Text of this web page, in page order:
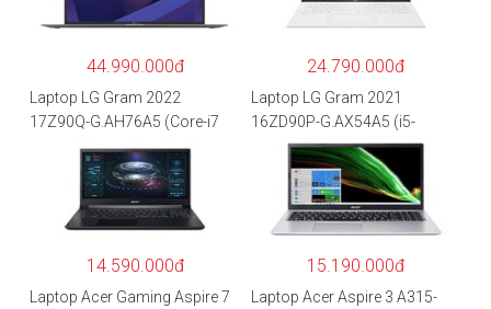
44.990.000đ
Laptop LG Gram 2022
17Z90Q-G.AH76A5 (Core-i7
1260P/16GB/512GB/17″
WQXGA/Win 11/Xám)
24.790.000đ
Laptop LG Gram 2021
16ZD90P-G.AX54A5 (i5-
1135G7/8GB RAM/512GB
SSD/16″WQXGA/Dos/Trắng)
14.590.000đ
Laptop Acer Gaming Aspire 7
15.190.000đ
Laptop Acer Aspire 3 A315-